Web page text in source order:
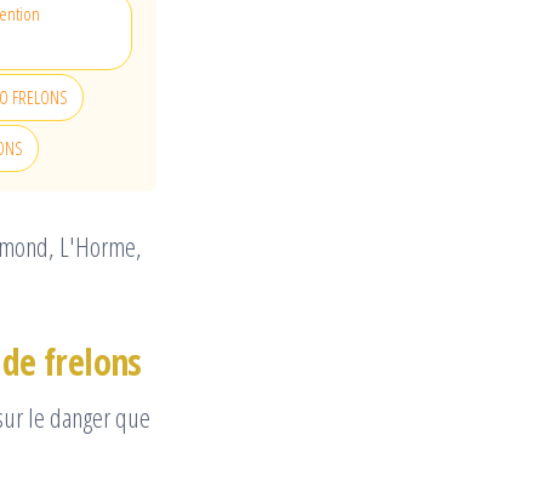
L'Horme,
frelons
le danger que